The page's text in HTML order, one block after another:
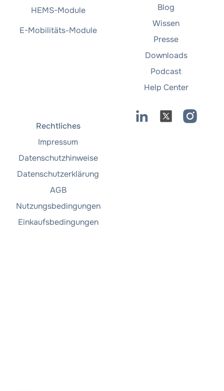
HEMS-Module
E-Mobilitäts-Module
Blog
Wissen
Presse
Downloads
Podcast
Help Center
Rechtliches
Impressum
Datenschutzhinweise
Datenschutzerklärung
AGB
Nutzungsbedingungen
Einkaufsbedingungen